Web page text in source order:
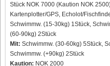
Stück NOK 7000 (Kaution NOK
Kartenplotter/GPS, Echolot/
Schwimmw. (15-30kg) 1Stück,
(60-90kg) 2Stück
Mit: Schwimmw. (30-60kg) 5Stück,
Schwimmw. (+90kg) 2Stück
Kaution: NOK 2000